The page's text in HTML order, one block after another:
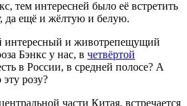
тем интересней было её встретить
да ещё и жёлтую и белую.
интересный и животрепещущий
Бэнкс у нас, в четвёртой
в России, в средней полосе? А
розу?
части Китая, встречается